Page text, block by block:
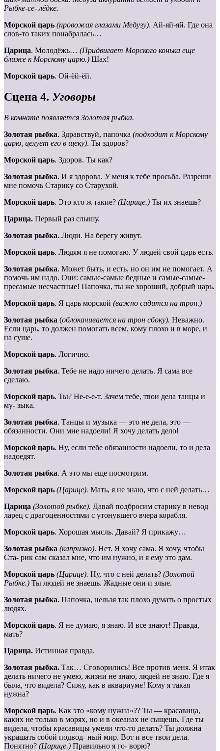
Рыбке-се- лёдке.
Морской царь (провожая глазами Медузу). Ай-яй-яй. Где она
слов-то таких понабралась…
Царица. Молодёжь… (Придвигает Морского конька еще
ближе к Морскому царю.) Шах!
Морской царь. Ой-ёй-ёй.
Сцена 4. Уговоры
В комнате появляется Золотая рыбка.
Золотая рыбка. Здравствуй, папочка (подходит к Морскому
царю, целует его в щеку). Ты здоров?
Морской царь. Здоров. Ты как?
Золотая рыбка. И я здорова. У меня к тебе просьба. Разреши
мне помочь Старику со Старухой.
Морской царь. Это кто ж такие? (Царице.) Ты их знаешь?
Царица. Первый раз слышу.
Золотая рыбка. Люди. На берегу живут.
Морской царь. Людям я не помогаю. У людей свой царь есть.
Золотая рыбка. Может быть, и есть, но он им не помогает. А
помочь им надо. Они: самые-самые бедные и самые-самые-
пресамые несчастные! Папочка, ты же хороший, добрый царь.
Морской царь. Я царь морской (важно садится на трон.)
Золотая рыбка (облокачивается на трон сбоку). Неважно.
Если царь, то должен помогать всем, кому плохо и в море, и
на суше.
Морской царь. Логично.
Золотая рыбка. Тебе не надо ничего делать. Я сама все
сделаю.
Морской царь. Ты? Не-е-е-т. Зачем тебе, твои дела танцы и
му- зыка.
Золотая рыбка. Танцы и музыка — это не дела, это —
обязанности. Они мне надоели! Я хочу делать дело!
Морской царь. Ну, если тебе обязанности надоели, то и дела
надоедят.
Золотая рыбка. А это мы еще посмотрим.
Морской царь (Царице). Мать, я не знаю, что с ней делать…
Царица (Золотой рыбке). Давай подбросим старику в невод
ларец с драгоценностями с утонувшего вчера корабля.
Морской царь. Хорошая мысль. Давай? Я прикажу…
Золотая рыбка (капризно). Нет. Я хочу сама. Я хочу, чтобы
Ста- рик сам сказал мне, что им нужно, и я ему это дам.
Морской царь (Царице). Ну, что с ней делать? (Золотой
Рыбке.) Ты людей не знаешь. Жадные они и злые.
Золотая рыбка. Папочка, нельзя так плохо думать о простых
людях.
Морской царь. Я не думаю, я знаю. И все знают! Правда,
мать?
Царица. Истинная правда.
Золотая рыбка. Так… Сговорились! Все против меня. Я итак
делать ничего не умею, жизни не знаю, людей не знаю. Где я
была, что видела? Сижу, как в аквариуме! Кому я такая
нужна?
Морской царь. Как это «кому нужна»?? Ты — красавица,
каких не только в морях, но и в океанах не сыщешь. Где ты
видела, чтобы красавицы умели что-то делать? Ты должна
украшать собой подвод- ный мир. Вот и все твои дела.
Понятно? (Царице.) Правильно я го- ворю?